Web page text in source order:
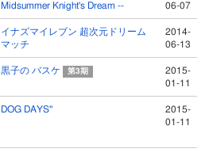
Midsummer Knight's Dream --
06-07
イナズマイレブン 超次元ドリーム
マッチ
2014-
06-13
黒子の バスケ 第3期
2015-
01-11
DOG DAYS''
2015-
01-11